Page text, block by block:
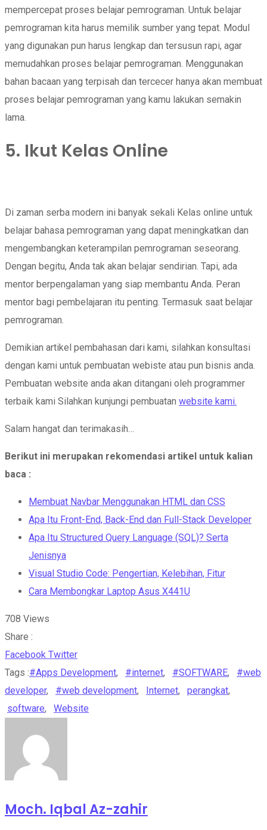
mempercepat proses belajar pemrograman. Untuk belajar
pemrograman kita harus memilik sumber yang tepat. Modul
yang digunakan pun harus lengkap dan tersusun rapi, agar
memudahkan proses belajar pemrograman. Menggunakan
bahan bacaan yang terpisah dan tercecer hanya akan membuat
proses belajar pemrograman yang kamu lakukan semakin
lama.
5. Ikut Kelas Online
Di zaman serba modern ini banyak sekali Kelas online untuk
belajar bahasa pemrograman yang dapat meningkatkan dan
mengembangkan keterampilan pemrograman seseorang.
Dengan begitu, Anda tak akan belajar sendirian. Tapi, ada
mentor berpengalaman yang siap membantu Anda. Peran
mentor bagi pembelajaran itu penting. Termasuk saat belajar
pemrograman.
Demikian artikel pembahasan dari kami, silahkan konsultasi
dengan kami untuk pembuatan webiste atau pun bisnis anda.
Pembuatan website anda akan ditangani oleh programmer
terbaik kami Silahkan kunjungi pembuatan website kami.
Salam hangat dan terimakasih…
Berikut ini merupakan rekomendasi artikel untuk kalian
baca :
Membuat Navbar Menggunakan HTML dan CSS
Apa Itu Front-End, Back-End dan Full-Stack Developer
Apa Itu Structured Query Language (SQL)? Serta
Jenisnya
Visual Studio Code: Pengertian, Kelebihan, Fitur
Cara Membongkar Laptop Asus X441U
708 Views
Share :
Facebook TwitterWhatsapp
Share
via
Email
Print
Tags :#Apps Development, #internet, #SOFTWARE, #web
developer, #web development, Internet, perangkat,
software, Website
Moch. Iqbal Az-zahir